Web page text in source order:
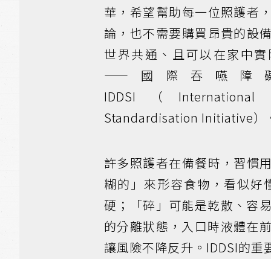
華，希望幫助每一位照護者
論，也不需要購買昂貴的設
世界共通、且可以在家中
——國際吞嚥障
IDDSI（International
Standardisation Initiative）
許多照護者在備餐時，習慣
糊的」來形容食物，看似
硬；「碎」可能是乾散、容
的分離狀態，入口時液體在
讓風險不降反升。IDDSI的